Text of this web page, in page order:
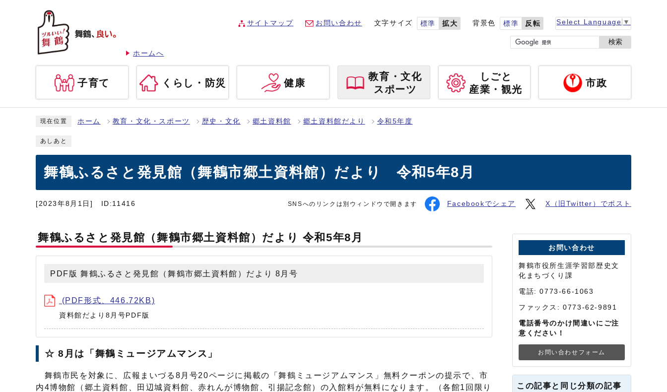
ホームへ
サイトマップ お問い合わせ 文字サイズ 標準 拡大 背景色 標準 反転 Select Language ▼
検索
子育て くらし・防災 健康
教育・文化
スポーツ
しごと
産業・観光
市政
現在位置 ホーム 教育・文化・スポーツ 歴史・文化 郷土資料館 郷土資料館だより 令和5年度
あしあと
舞鶴ふるさと発見館（舞鶴市郷土資料館）だより 令和5年8月
[2023年8月1日] ID:11416 SNSへのリンクは別ウィンドウで開きます Facebookでシェア X（旧Twitter）でポスト
舞鶴ふるさと発見館（舞鶴市郷土資料館）だより 令和5年8月
PDF版 舞鶴ふるさと発見館（舞鶴市郷土資料館）だより 8月号
(PDF形式、446.72KB)
資料館だより8月号PDF版
☆ 8月は「舞鶴ミュージアムマンス」
舞鶴市民を対象に、広報まいづる8月号20ページに掲載の「舞鶴ミュージアムマンス」無料クーポンの提示で、市
内4博物館（郷土資料館、田辺城資料館、赤れんが博物館、引揚記念館）の入館料が無料になります。（各館1回限り
お問い合わせ
舞鶴市役所生涯学習部歴史文
化まちづくり課
電話: 0773-66-1063
ファックス: 0773-62-9891
電話番号のかけ間違いにご注
意ください！
お問い合わせフォーム
この記事と同じ分類の記事